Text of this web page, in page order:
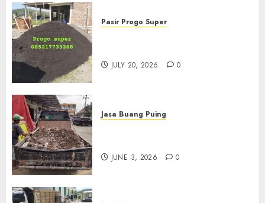
Pasir Progo Super
JULY 20, 2026 0
Jasa Buang Puing
JUNE 3, 2026 0